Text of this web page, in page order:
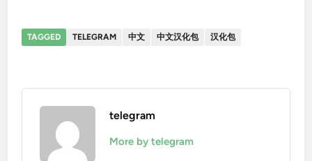
TAGGED TELEGRAM 中文 中文汉化包 汉化包
telegram
More by telegram